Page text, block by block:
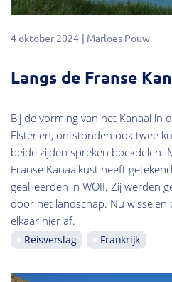
4 oktober 2024 Marloes Pouw
Langs de Franse
Bij de vorming van het Kanaal in
Elsterien, ontstonden ook twee
beide zijden spreken boekdelen.
Franse Kanaalkust heeft
geallieerden in WOII. Zij werden
door het landschap. Nu
elkaar hier af.
Reisverslag Frankrijk